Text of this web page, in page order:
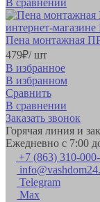
Пена монтажная
479₽/ шт
В избранное
В избранном
Сравнить
В сравнении
Заказать звонок
Горячая линия и
Ежедневно с 7:00
+7 (863) 310-
Telegram
Max